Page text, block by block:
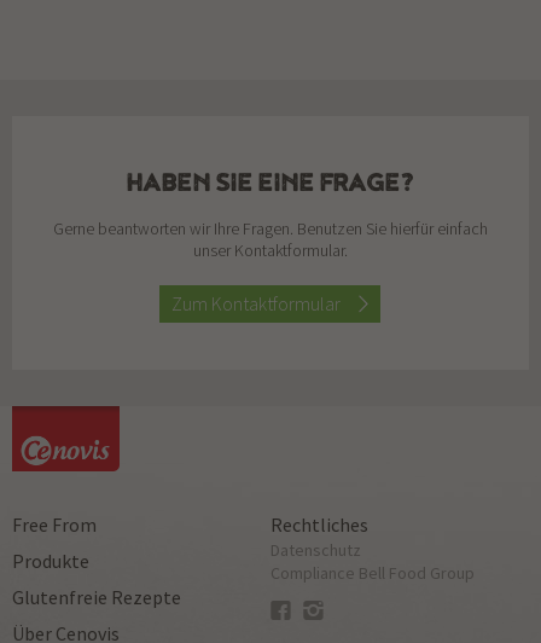
HABEN SIE EINE FRAGE?
Gerne beantworten wir Ihre Fragen. Benutzen Sie hierfür einfach
unser Kontaktformular.
Zum Kontaktformular
Free From
Produkte
Glutenfreie Rezepte
Über Cenovis
Rechtliches
Datenschutz
Compliance Bell Food Group